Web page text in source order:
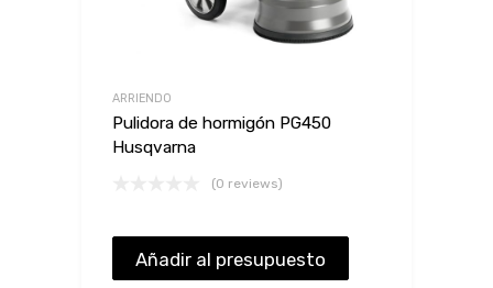
ARRIENDO
Pulidora de hormigón PG450
Husqvarna
(0 reviews)
Añadir al presupuesto